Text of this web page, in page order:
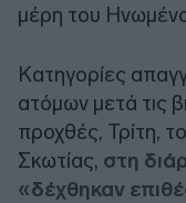
μέρη του
Κατηγορίες
ατόμων μετά τις
προχθές, Τρίτη,
Σκωτίας, στη
«δέχθηκαν